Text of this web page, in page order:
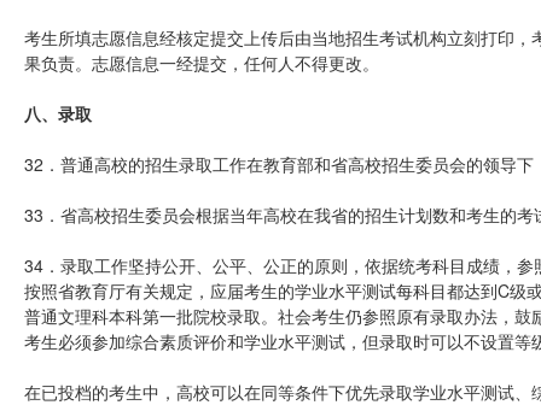
考生所填志愿信息经核定提交上传后由当地招生考试机构立刻打印
果负责。志愿信息一经提交，任何人不得更改。
八、录取
32．普通高校的招生录取工作在教育部和省高校招生委员会的领导
33．省高校招生委员会根据当年高校在我省的招生计划数和考生的
34．录取工作坚持公开、公平、公正的原则，依据统考科目成绩，
按照省教育厅有关规定，应届考生的学业水平测试每科目都达到C
普通文理科本科第一批院校录取。社会考生仍参照原有录取办法，
考生必须参加综合素质评价和学业水平测试，但录取时可以不设置等
在已投档的考生中，高校可以在同等条件下优先录取学业水平测试